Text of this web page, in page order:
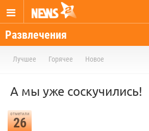
Развлечения
Лучшее Горячее Новое
А мы уже соскучились!
отметили
26